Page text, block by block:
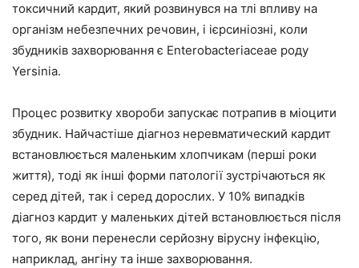
токсичний кардит, який розвинувся на тлі впливу на
організм небезпечних речовин, і ієрсиніозні, коли
збудників захворювання є Enterobacteriaceae роду
Yersinia.
Процес розвитку хвороби запускає потрапив в міоцити
збудник. Найчастіше діагноз неревматический кардит
встановлюється маленьким хлопчикам (перші роки
життя), тоді як інші форми патології зустрічаються як
серед дітей, так і серед дорослих. У 10% випадків
діагноз кардит у маленьких дітей встановлюється після
того, як вони перенесли серйозну вірусну інфекцію,
наприклад, ангіну та інше захворювання.